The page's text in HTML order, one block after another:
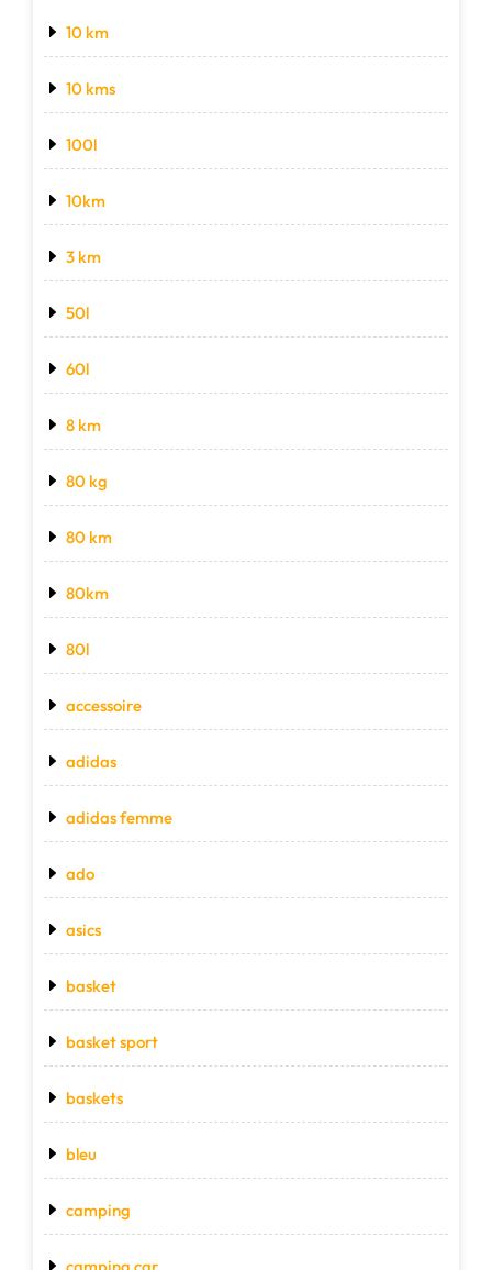
10 km
10 kms
100l
10km
3 km
50l
60l
8 km
80 kg
80 km
80km
80l
accessoire
adidas
adidas femme
ado
asics
basket
basket sport
baskets
bleu
camping